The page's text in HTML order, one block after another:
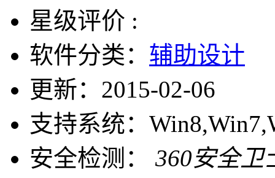
星级评价 :
软件分类： 辅助设计
更新： 2015-02-06
支持系统：
安全检测：
360安全卫